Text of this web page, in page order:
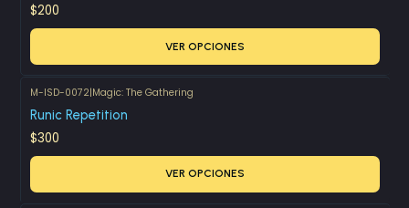
$200
VER OPCIONES
M-ISD-0072|Magic: The Gathering
Runic Repetition
$300
VER OPCIONES